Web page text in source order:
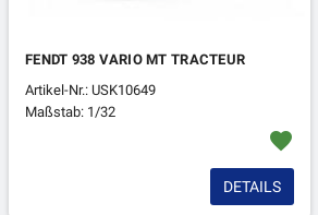
FENDT 938 VARIO MT TRACTEUR
Artikel-Nr.: USK10649
Maßstab: 1/32
favorite
DETAILS